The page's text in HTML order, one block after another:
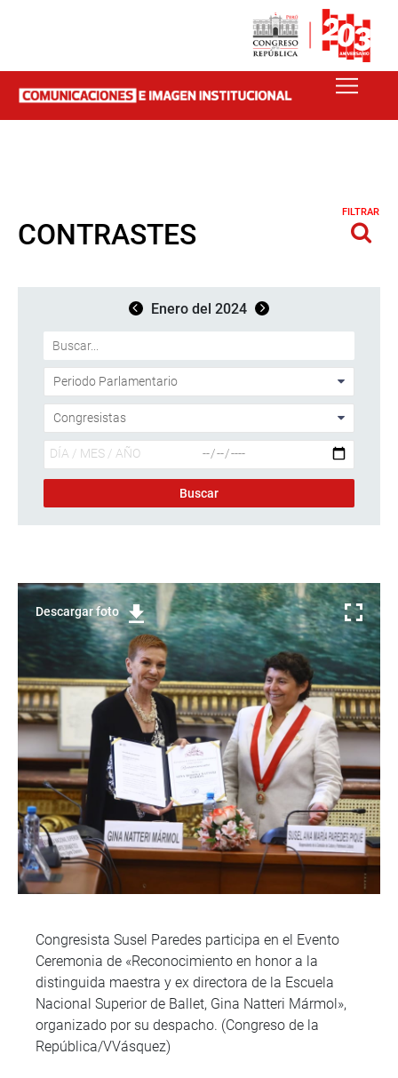
CONTRASTES
FILTRAR
Enero del 2024
Descargar foto
Congresista Susel Paredes participa en el Evento
Ceremonia de «Reconocimiento en honor a la
distinguida maestra y ex directora de la Escuela
Nacional Superior de Ballet, Gina Natteri Mármol»,
organizado por su despacho. (Congreso de la
República/VVásquez)